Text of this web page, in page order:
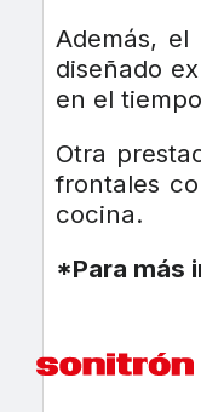
Además,
diseñado
en el
Otra
frontales
cocina.
*Para más